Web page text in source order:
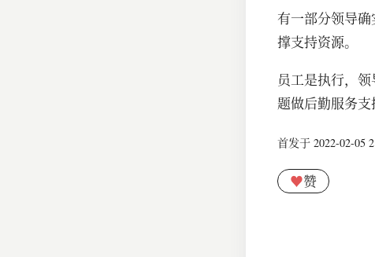
有一部分领导
撑支持资源。
员工是执行，
题做后勤服务支
首发于 2022-02-05
♥赞